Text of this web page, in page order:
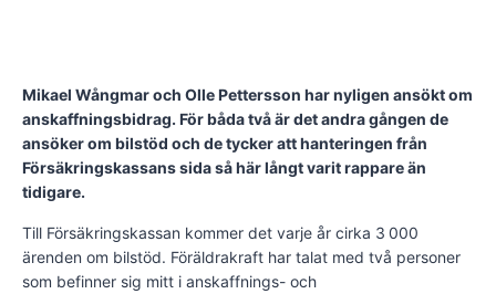
Mikael Wångmar och Olle Pettersson har nyligen ansökt om
anskaffningsbidrag. För båda två är det andra gången de
ansöker om bilstöd och de tycker att hanteringen från
Försäkringskassans sida så här långt varit rappare än
tidigare.
Till Försäkringskassan kom­­mer det varje år cirka 3 000
ärenden om bilstöd. Föräldrakraft har talat med två personer
som befinner sig mitt i anskaffnings- och